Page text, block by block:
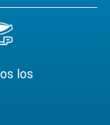
los